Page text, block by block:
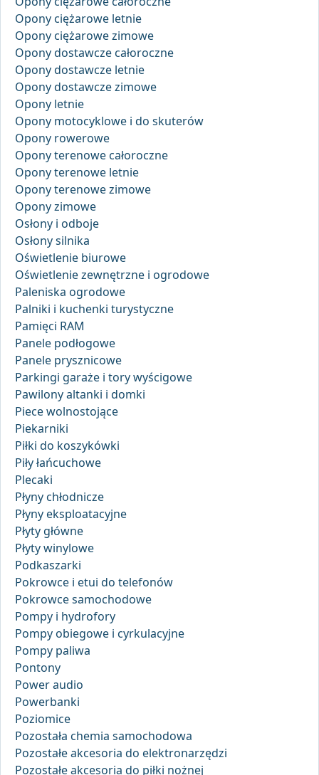
Opony ciężarowe letnie
Opony ciężarowe zimowe
Opony dostawcze całoroczne
Opony dostawcze letnie
Opony dostawcze zimowe
Opony letnie
Opony motocyklowe i do skuterów
Opony rowerowe
Opony terenowe całoroczne
Opony terenowe letnie
Opony terenowe zimowe
Opony zimowe
Osłony i odboje
Osłony silnika
Oświetlenie biurowe
Oświetlenie zewnętrzne i ogrodowe
Paleniska ogrodowe
Palniki i kuchenki turystyczne
Pamięci RAM
Panele podłogowe
Panele prysznicowe
Parkingi garaże i tory wyścigowe
Pawilony altanki i domki
Piece wolnostojące
Piekarniki
Piłki do koszykówki
Piły łańcuchowe
Plecaki
Płyny chłodnicze
Płyny eksploatacyjne
Płyty główne
Płyty winylowe
Podkaszarki
Pokrowce i etui do telefonów
Pokrowce samochodowe
Pompy i hydrofory
Pompy obiegowe i cyrkulacyjne
Pompy paliwa
Pontony
Power audio
Powerbanki
Poziomice
Pozostała chemia samochodowa
Pozostałe akcesoria do elektronarzędzi
Pozostałe akcesoria do piłki nożnej